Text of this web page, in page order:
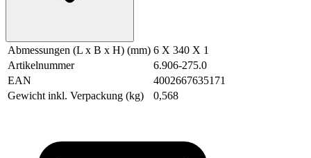
Abmessungen (L x B x H) (mm) 6 X 340 X 1
Artikelnummer
6.906-275.0
EAN
4002667635171
Gewicht inkl. Verpackung (kg)
0,568